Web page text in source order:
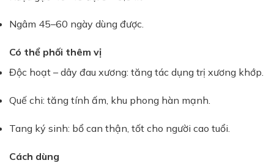
Ngâm 45–60 ngày dùng được.
Có thể phối thêm vị
Độc hoạt – dây đau xương: tăng tác dụng trị xương khớp.
Quế chi: tăng tính ấm, khu phong hàn mạnh.
Tang ký sinh: bổ can thận, tốt cho người cao tuổi.
Cách dùng